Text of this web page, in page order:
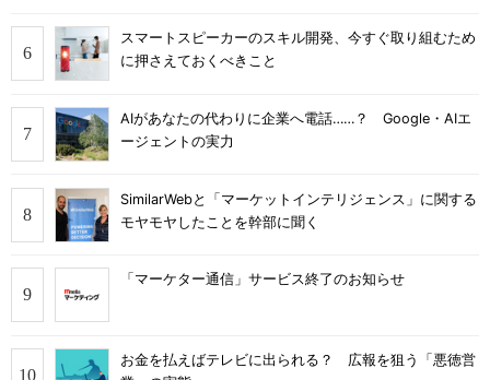
スマートスピーカーのスキル開発、今すぐ取り組むため
に押さえておくべきこと
AIがあなたの代わりに企業へ電話……？ Google・AIエ
ージェントの実力
SimilarWebと「マーケットインテリジェンス」に関する
モヤモヤしたことを幹部に聞く
「マーケター通信」サービス終了のお知らせ
お金を払えばテレビに出られる？ 広報を狙う「悪徳営